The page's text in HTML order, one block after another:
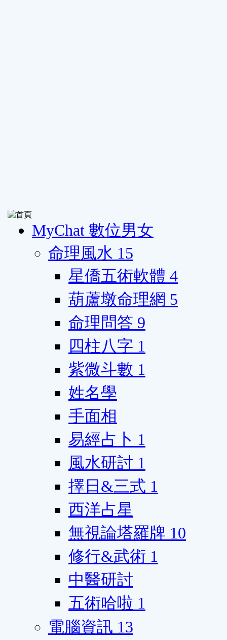
MyChat 數位男女
命理風水 15
星僑五術軟體 4
葫蘆墩命理網 5
命理問答 9
四柱八字 1
紫微斗數 1
姓名學
手面相
易經占卜 1
風水研討 1
擇日&三式 1
西洋占星
無視論塔羅牌 10
修行&武術 1
中醫研討
五術哈啦 1
電腦資訊 13